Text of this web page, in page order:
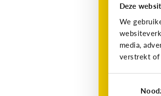
Deze
We
media,
verstrekt of
doen?
Lees de 3 tips